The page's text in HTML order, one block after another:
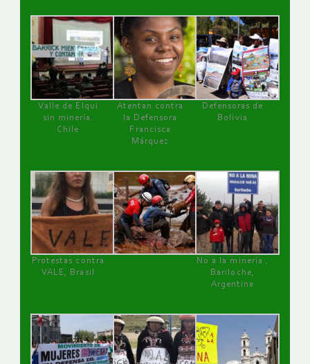
Valle de Elqui
sin minería.
Chile
Atentan contra
la Defensora
Francisca
Márquez
Defensoras de
Bolivia
Protestas contra
VALE, Brasil
No a la minería ,
Bariloche,
Argentina